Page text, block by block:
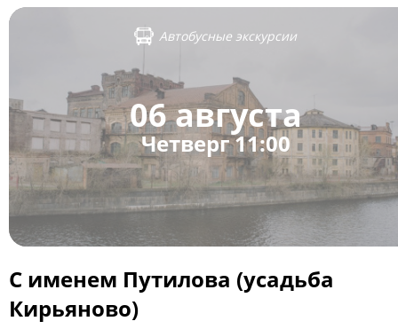
Автобусные экскурсии
06 августа
Четверг 11:00
С именем Путилова (усадьба
Кирьяново)